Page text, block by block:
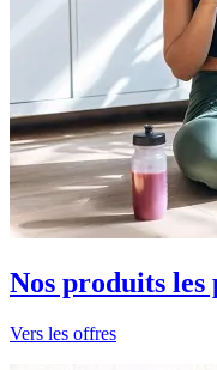
Nos produits les
Vers les offres